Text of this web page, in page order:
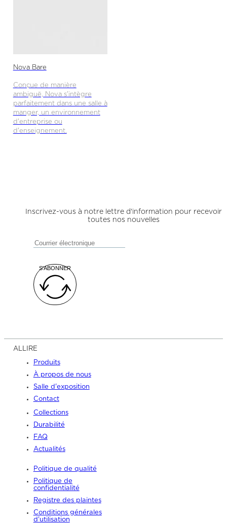
Nova Bare
Conçue de manière
ambiguë, Nova s'intègre
parfaitement dans une salle à
manger, un environnement
d'entreprise ou
d'enseignement.
Inscrivez-vous à notre lettre d'information pour recevoir
toutes nos nouvelles
S'ABONNER
ALLIRE
Produits
À propos de nous
Salle d'exposition
Contact
Collections
Durabilité
FAQ
Actualités
Politique de qualité
Politique de
confidentialité
Registre des plaintes
Conditions générales
d'utilisation